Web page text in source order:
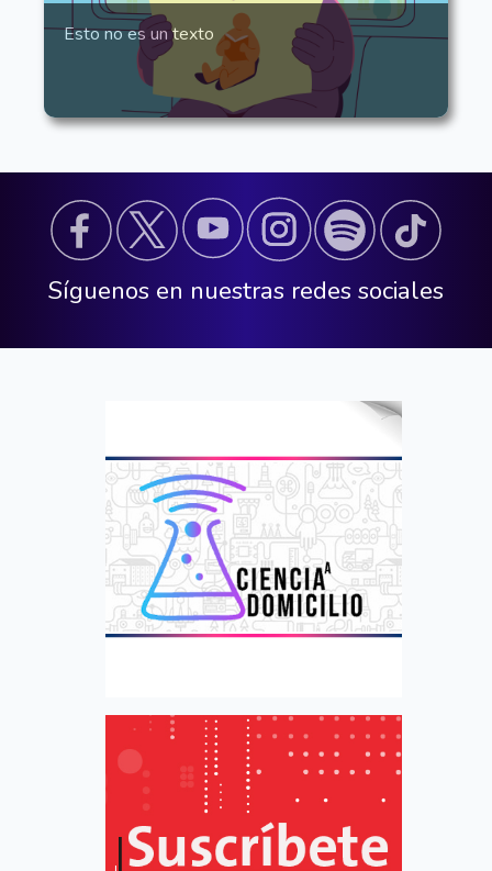
Esto no es un texto
Síguenos en nuestras redes sociales